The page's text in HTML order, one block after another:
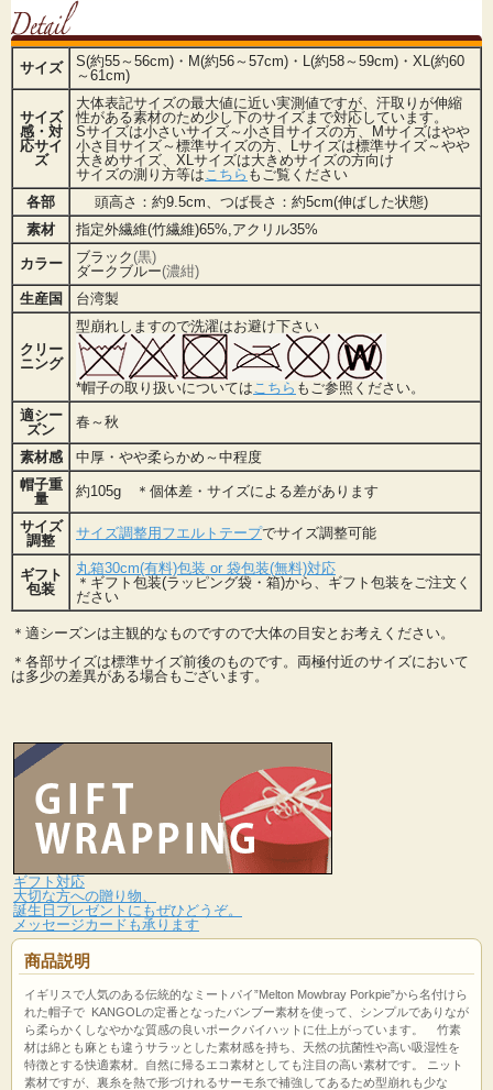
サイズ
S(約55～56cm)・M(約56～57cm)・L(約58～59cm)・XL(約60
～61cm)
サイズ
感・対
応サイ
ズ
大体表記サイズの最大値に近い実測値ですが、汗取りが伸縮
性がある素材のため少し下のサイズまで対応しています。
Sサイズは小さいサイズ～小さ目サイズの方、Mサイズはやや
小さ目サイズ～標準サイズの方、Lサイズは標準サイズ～やや
大きめサイズ、XLサイズは大きめサイズの方向け
サイズの測り方等は こちら もご覧ください
各部
頭高さ：約9.5cm、つば長さ：約5cm(伸ばした状態)
素材
指定外繊維(竹繊維)65%,アクリル35%
カラー ブラック(黒)
ダークブルー(濃紺)
生産国
台湾製
クリー
ニング
型崩れしますので洗濯はお避け下さい
*帽子の取り扱いについては こちら もご参照ください。
適シー
ズン
春～秋
素材感
中厚・やや柔らかめ～中程度
帽子重
量
約105g ＊個体差・サイズによる差があります
サイズ
調整
サイズ調整用フエルトテープでサイズ調整可能
ギフト
包装
丸箱30cm(有料)包装 or 袋包装(無料)対応
＊ギフト包装(ラッピング袋・箱)から、ギフト包装をご注文く
ださい
＊適シーズンは主観的なものですので大体の目安とお考えください。
＊各部サイズは標準サイズ前後のものです。両極付近のサイズにおいて
は多少の差異がある場合もございます。
ギフト対応
大切な方への贈り物、
誕生日プレゼントにもぜひどうぞ。
メッセージカードも承ります
商品説明
イギリスで人気のある伝統的なミートパイ”Melton Mowbray Porkpie”から名付けら
れた帽子で KANGOLの定番となったバンブー素材を使って、シンプルでありなが
ら柔らかくしなやかな質感の良いポークパイハットに仕上がっています。 竹素
材は綿とも麻とも違うサラッとした素材感を持ち、天然の抗菌性や高い吸湿性を
特徴とする快適素材。自然に帰るエコ素材としても注目の高い素材です。 ニット
素材ですが、裏糸を熱で形づけれるサーモ糸で補強してあるため型崩れも少な